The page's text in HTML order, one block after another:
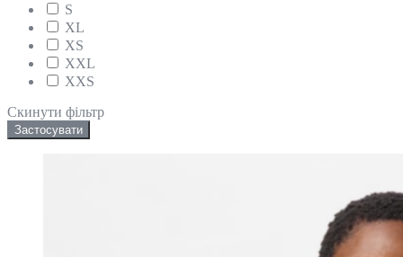
S
XL
XS
XXL
XXS
Скинути фільтр
Застосувати